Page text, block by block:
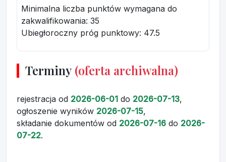
Minimalna liczba punktów wymagana do
zakwalifikowania: 35
Ubiegłoroczny próg punktowy: 47.5
Terminy (oferta archiwalna)
rejestracja od 2026-06-01 do 2026-07-13,
ogłoszenie wyników 2026-07-15,
składanie dokumentów od 2026-07-16 do 2026-
07-22.